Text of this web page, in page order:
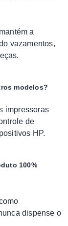
a
vazamentos,
modelos?
impressoras
de
HP.
100%
dispense o